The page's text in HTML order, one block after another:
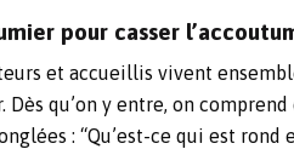
pour casser
et accueillis vivent
Dès qu’on y entre, on
: “Qu’est-ce qui est